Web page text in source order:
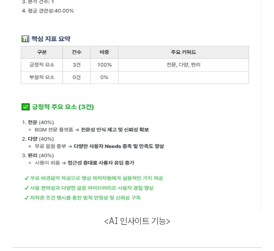
<AI 인사이트 기능>